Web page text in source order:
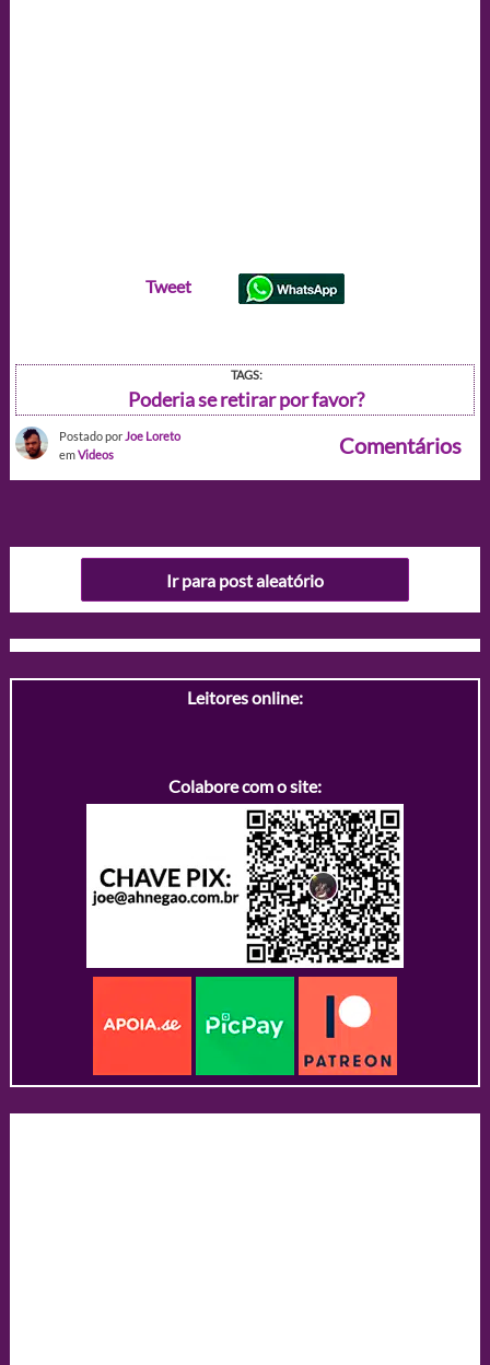
Tweet
TAGS:
Poderia se retirar por favor?
Postado por Joe Loreto
emVideos Comentários
Ir para post aleatório
Leitores online:
Colabore com o site: